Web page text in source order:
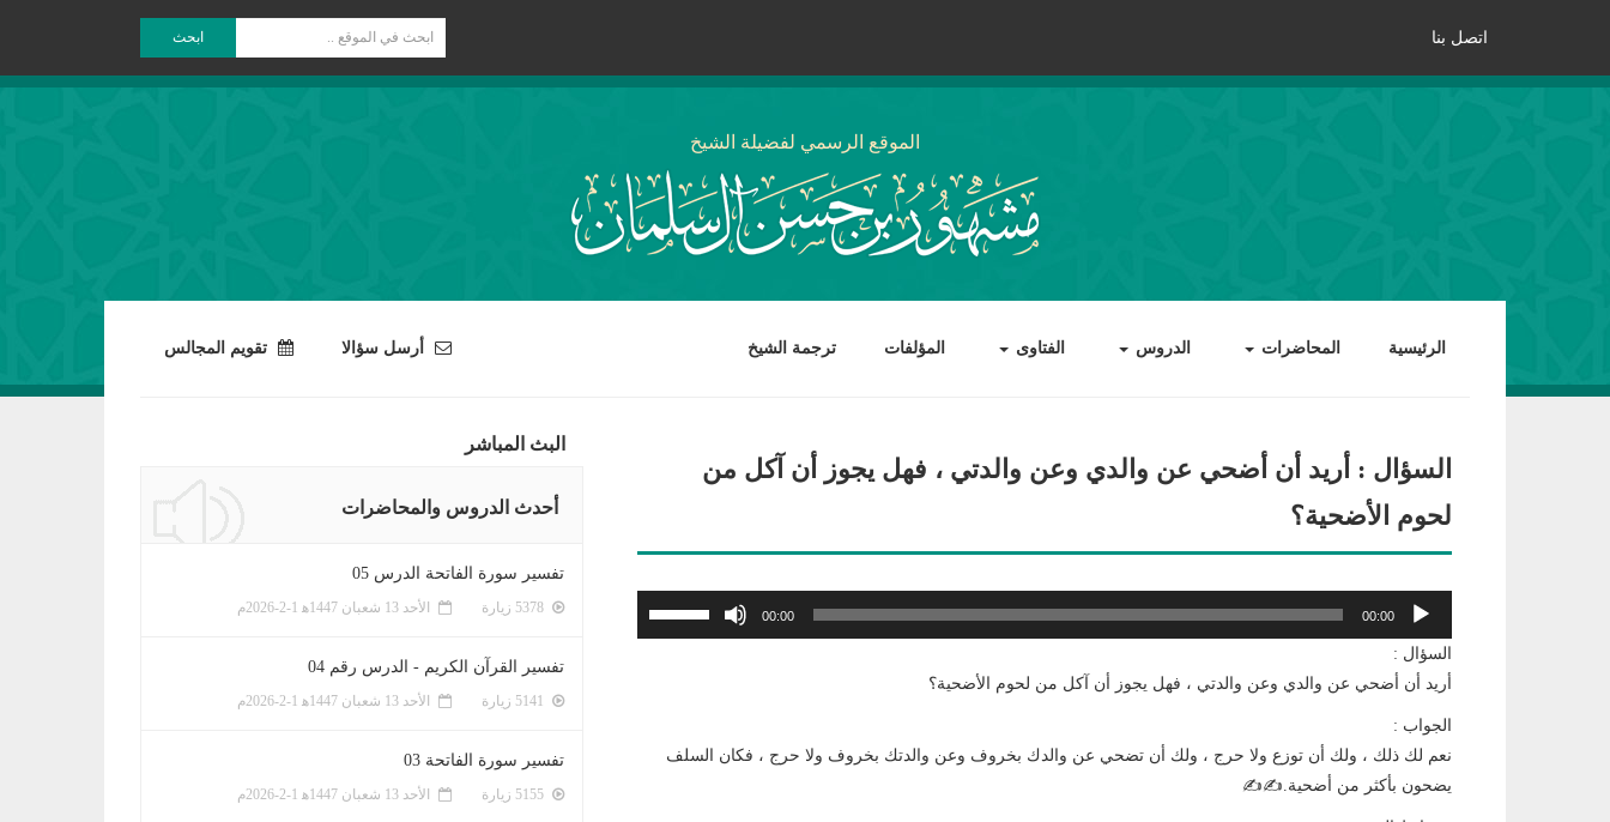
اتصل بنا ابحث
الموقع الرسمي لفضيلة الشيخ
الرئيسية المحاضرات الدروس الفتاوى المؤلفات ترجمة الشيخ أرسل سؤالا تقويم المجالس
السؤال : أريد أن أضحي عن والدي وعن والدتي ، فهل يجوز أن آكل من
لحوم الأضحية؟
مشغل
الصوت
00:00
00:00
السؤال :
أريد أن أضحي عن والدي وعن والدتي ، فهل يجوز أن آكل من لحوم الأضحية؟
الجواب :
نعم لك ذلك ، ولك أن توزع ولا حرج ، ولك أن تضحي عن والدك بخروف وعن والدتك بخروف ولا حرج ، فكان السلف
يضحون بأكثر من أضحية.✍️✍️
البث المباشر
أحدث الدروس والمحاضرات
تفسير سورة الفاتحة الدرس 05
الأحد 13 شعبان 1447ﻫ 1-2-2026م
تفسير القرآن الكريم - الدرس رقم 04
الأحد 13 شعبان 1447ﻫ 1-2-2026م
تفسير سورة الفاتحة 03
الأحد 13 شعبان 1447ﻫ 1-2-2026م